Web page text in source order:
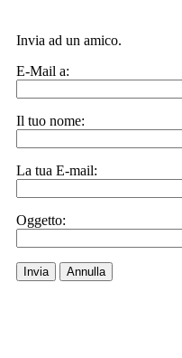
Invia ad un amico.
E-Mail a:
Il tuo nome:
La tua E-mail:
Oggetto:
Invia Annulla